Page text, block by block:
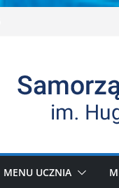
MENU UCZNIA